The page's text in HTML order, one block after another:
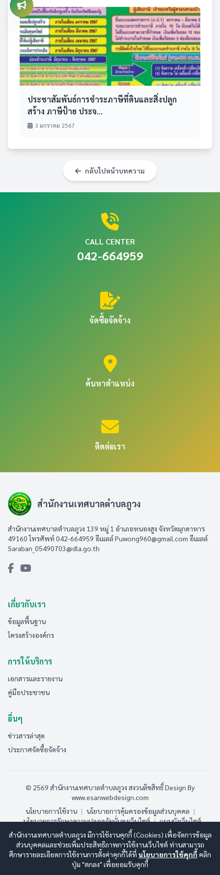
ประชาสัมพันธ์การชำระภาษีที่ดินและสิ่งปลูก
สร้าง ภาษีป้าย ประจ...
3 มกราคม 2567
กลับไปหน้าบทความ
CALL CENTER
042-664959
จัดซื้อจัดจ้าง
ค้นหาตำแหน่ง
ติดต่อเรา
สำนักงานเทศบาลตำบลภูวง
สำนักงานเทศบาลตำบลภูวง 139 หมู่ 1 อำเภอหนองสูง จังหวัดมุกดาหาร
49160 โทรศัพท์ 042-664959 อีเมลล์Puwong960@gmail.com อีเมลล์
Saraban_05490703@dla.go.th
เกี่ยวกับเรา
ข้อมูลพื้นฐาน
โครงสร้างองค์กร
การให้บริการ
เอกสารและรายงาน
คู่มือประชาชน
อื่นๆ
ข่าวสารล่าสุด
ประกาศจัดซื้อจัดจ้าง
© 2569 สำนักงานเทศบาลตำบลภูวง สงวนลิขสิทธิ์Design By
www.esanwebdesign.com
นโยบายการใช้งาน | นโยบายการคุ้มครองข้อมูลส่วนบุคคล |
นโยบายการรักษาความปลอดภัยมั่นคงเว็บไซต์ | แผนผังเว็บไซต์
ออนไลน์:3 ทั้งหมด:188 (ดูสถิติทั้งหมด)
สำนักงานเทศบาลตำบลภูวง มีการใช้งานคุกกี้ (Cookies) เพื่อจัดการข้อมูล
ส่วนบุคคลและช่วยเพิ่มประสิทธิภาพการใช้งานเว็บไซต์ ท่านสามารถ
ศึกษารายละเอียดการใช้งานการตั้งค่าคุกกี้ได้ที่ นโยบายการใช้คุกกี้ คลิก
ปุ่ม "ตกลง" เพื่อยอมรับคุกกี้